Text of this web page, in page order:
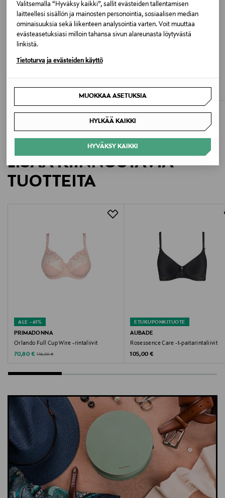
Valitsemalla “Hyväksy kaikki”, sallit evästeiden tallentamisen
laitteellesi sisällön ja mainosten personointia, sosiaalisen median
ominaisuuksia sekä liikenteen analysointia varten. Voit muuttaa
evästeasetuksiasi milloin tahansa sivun alareunasta löytyvästä
linkistä.
Tietoturva ja evästeiden käyttö
MUOKKAA ASETUKSIA
HYLKÄÄ KAIKKI
HYVÄKSY KAIKKI
Väri
NUDE
Valmistajan tuotenumero
0162120/2121
Valmistajan osoite
contacten@primadonna.com
Avainsanat
primadonna, rintaliivit, pitsirintaliivit, kaarituettu,
PRIMADONNA
LISÄÄ KIINNOSTAVIA
TUOTTEITA
ALE –41%
PRIMADONNA
Orlando Full Cup Wire -rintaliivit
Discounted Price
70,80 € Original Price
119,00 €
ETUKUPONKITUOTE
AUBADE
Rosessence Care -t-paitarintaliivit
Original Price
105,00 €